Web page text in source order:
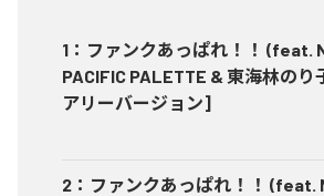
1 ： ファンクあっぱれ！！ (feat.
PACIFIC PALETTE & 東海林のり
アリーバージョン]
2 ： ファンクあっぱれ！！ (feat.